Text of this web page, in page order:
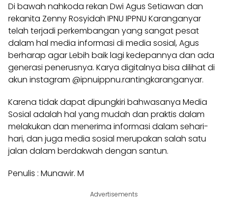
Di bawah nahkoda rekan Dwi Agus Setiawan dan
rekanita Zenny Rosyidah IPNU IPPNU Karanganyar
telah terjadi perkembangan yang sangat pesat
dalam hal media informasi di media sosial, Agus
berharap agar Lebih baik lagi kedepannya dan ada
generasi penerusnya. Karya digitalnya bisa dilihat di
akun instagram @ipnuippnu.rantingkaranganyar.
Karena tidak dapat dipungkiri bahwasanya Media
Sosial adalah hal yang mudah dan praktis dalam
melakukan dan menerima informasi dalam sehari-
hari, dan juga media sosial merupakan salah satu
jalan dalam berdakwah dengan santun.
Penulis : Munawir. M
Advertisements